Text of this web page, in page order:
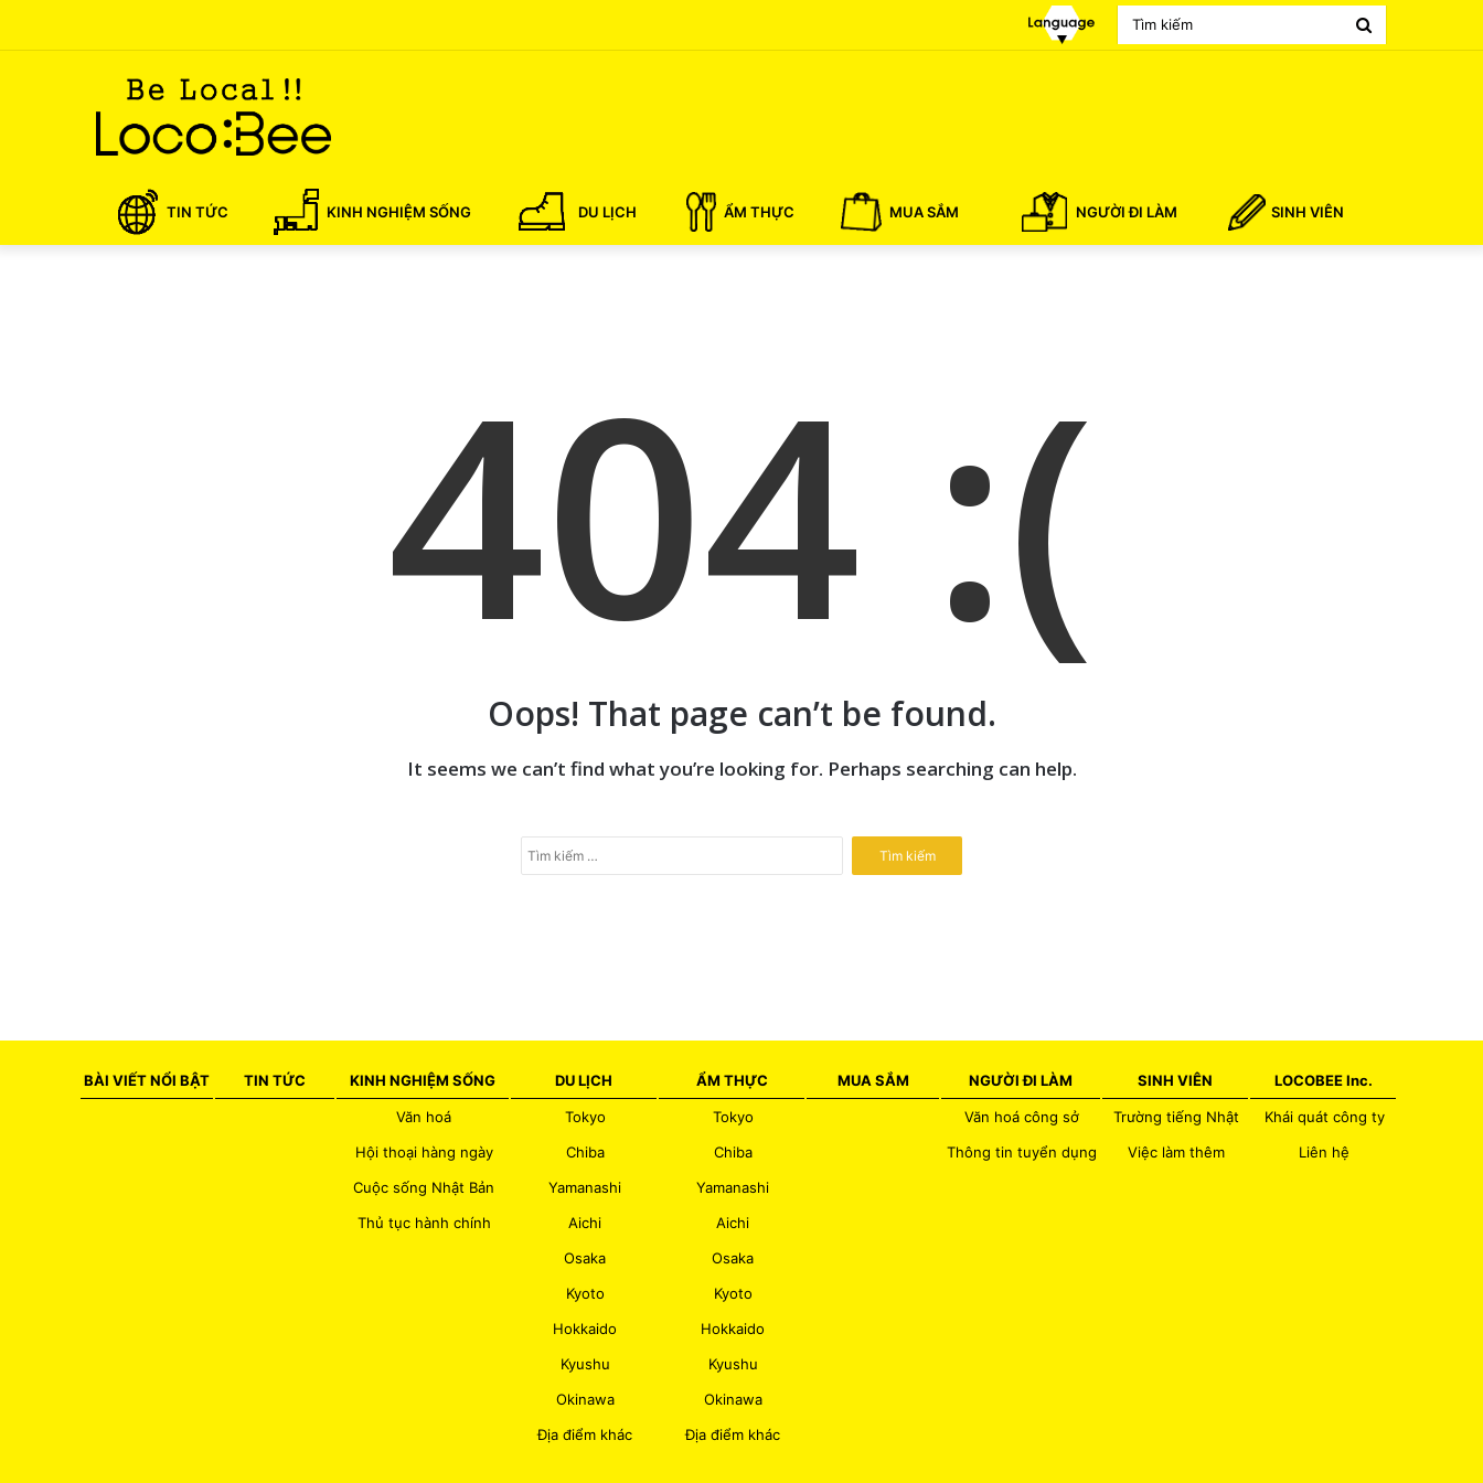
TIN TỨC KINH NGHIỆM SỐNG DU LỊCH ẨM THỰC MUA SẮM NGƯỜI ĐI LÀM SINH VIÊN
404 :(
Oops! That page can’t be found.
It seems we can’t find what you’re looking for. Perhaps searching can help.
:
BÀI VIẾT NỔI BẬT TIN TỨC KINH NGHIỆM SỐNG
Văn hoá
Hội thoại hàng ngày
Cuộc sống Nhật Bản
Thủ tục hành chính
DU LỊCH
Tokyo
Chiba
Yamanashi
Aichi
Osaka
Kyoto
Hokkaido
Kyushu
Okinawa
Địa điểm khác
ẨM THỰC
Tokyo
Chiba
Yamanashi
Aichi
Osaka
Kyoto
Hokkaido
Kyushu
Okinawa
Địa điểm khác
MUA SẮM NGƯỜI ĐI LÀM
Văn hoá công sở
Thông tin tuyển dụng
SINH VIÊN
Trường tiếng Nhật
Việc làm thêm
LOCOBEE Inc.
Khái quát công ty
Liên hệ